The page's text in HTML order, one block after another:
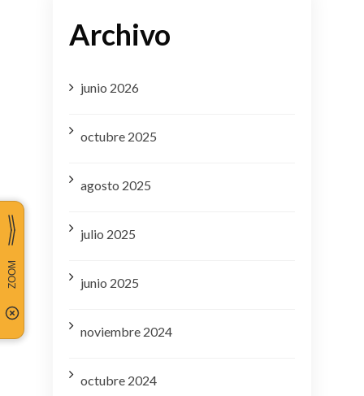
Archivo
junio 2026
octubre 2025
agosto 2025
julio 2025
junio 2025
noviembre 2024
octubre 2024